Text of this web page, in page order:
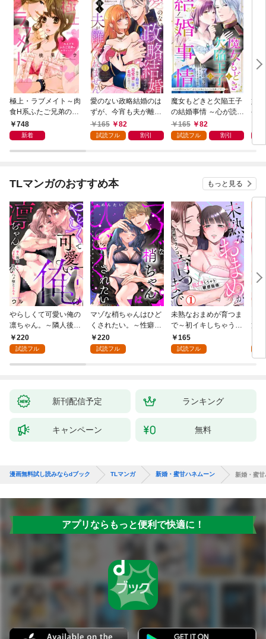
極上・ラブメイト～肉
食H系ふたご兄弟のお
気にいり～
748
新着
愛のない政略結婚のは
ずが、今宵も夫が離し
てくれません～無骨な
将軍は最愛妻に滾る恋
165 82
試読フル 割引
魔女もどきと欠陥王子
の結婚事情 ～心が読め
ちゃうので、あなたの
本心なんてお見通しで
165 82
試読フル 割引
婚
や
た
TLマンガのおすすめ本 もっと見る
やらしくて可愛い俺の
凛ちゃん。～隣人後輩
くんのイキすぎた執着
にハメ堕とされる～(1)
220
試読フル
マゾな梢ちゃんはひど
くされたい。～性癖マ
ッチした後輩と欲望の
ままにセックスしたら
220
試読フル
未熟なおまめが育つま
で～初イキしちゃう敏
感指導～1
165
試読フル
筋
1【
付
新刊配信予定 ランキング
キャンペーン 無料
漫画無料試し読みならdブック TLマンガ 新婚・蜜甘ハネムーン 新婚・蜜
アプリならもっと便利で快適に！